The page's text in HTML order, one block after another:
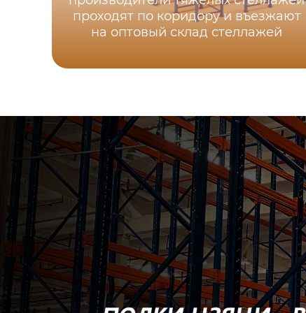
проходят по коридору и въезжают
на оптовый склад стеллажей